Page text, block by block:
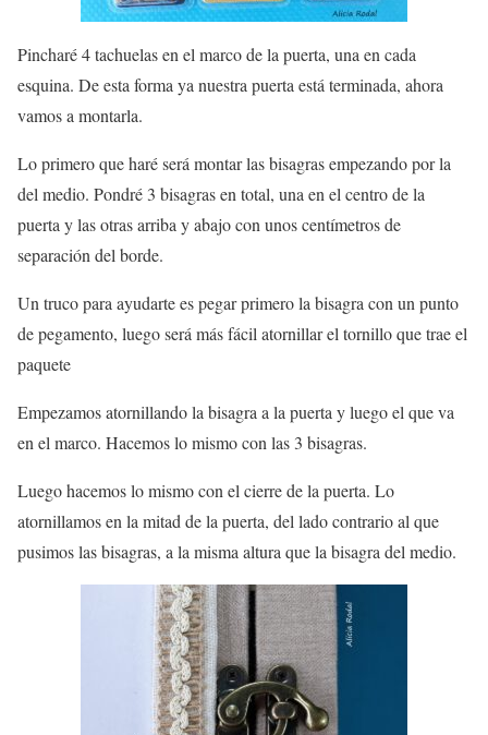
Pincharé 4 tachuelas en el marco de la puerta, una en cada
esquina. De esta forma ya nuestra puerta está terminada, ahora
vamos a montarla.
Lo primero que haré será montar las bisagras empezando por la
del medio. Pondré 3 bisagras en total, una en el centro de la
puerta y las otras arriba y abajo con unos centímetros de
separación del borde.
Un truco para ayudarte es pegar primero la bisagra con un punto
de pegamento, luego será más fácil atornillar el tornillo que trae el
paquete
Empezamos atornillando la bisagra a la puerta y luego el que va
en el marco. Hacemos lo mismo con las 3 bisagras.
Luego hacemos lo mismo con el cierre de la puerta. Lo
atornillamos en la mitad de la puerta, del lado contrario al que
pusimos las bisagras, a la misma altura que la bisagra del medio.